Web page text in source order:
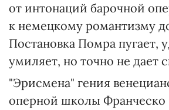
от интонаций барочной
к немецкому романтизму
Постановка Помра пугает,
умиляет, но точно не дает
"Эрисмена" гения
оперной школы Франческо